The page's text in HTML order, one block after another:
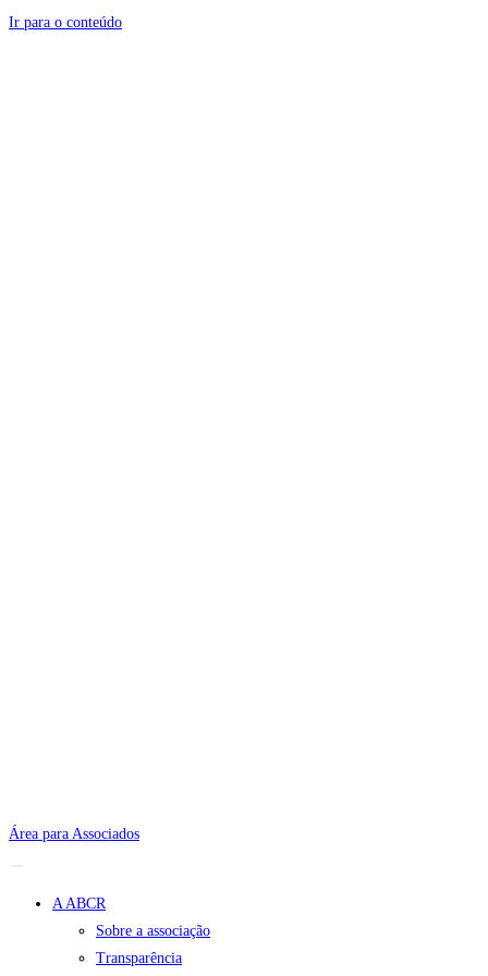
Ir para o conteúdo
Área para Associados
A ABCR
Sobre a associação
Transparência